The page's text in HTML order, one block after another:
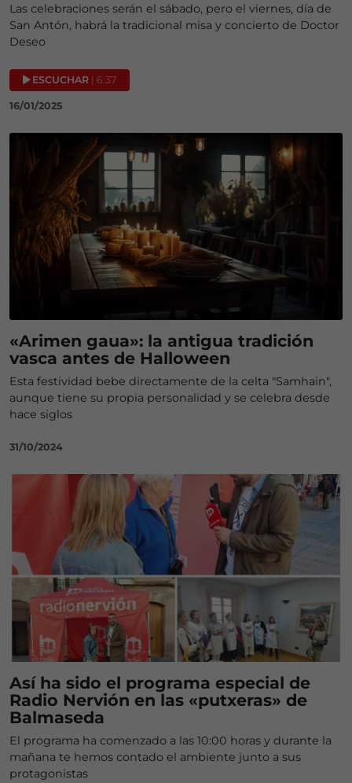
Las celebraciones serán el sábado, pero el viernes, día de
San Antón, habrá la tradicional misa y concierto de Doctor
Deseo
ESCUCHAR | 6:37
16/01/2025
«Arimen gaua»: la antigua tradición
vasca antes de Halloween
Esta festividad bebe directamente de la celta "Samhain",
aunque tiene su propia personalidad y se celebra desde
hace siglos
31/10/2024
Así ha sido el programa especial de
Radio Nervión en las «putxeras» de
Balmaseda
El programa ha comenzado a las 10:00 horas y durante la
mañana te hemos contado el ambiente junto a sus
protagonistas